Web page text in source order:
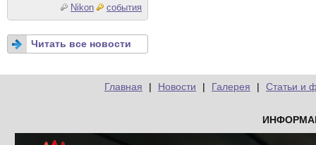
Nikon
события
Читать все новости
Главная | Новости | Галерея | Статьи и